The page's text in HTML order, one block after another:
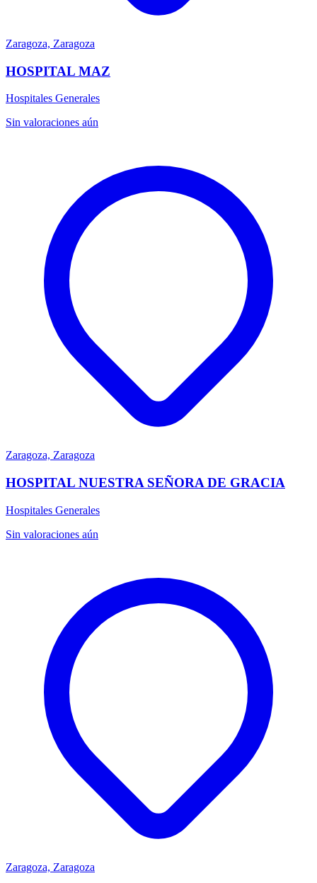
Zaragoza, Zaragoza
HOSPITAL MAZ
Hospitales Generales
Sin valoraciones aún
Zaragoza, Zaragoza
HOSPITAL NUESTRA SEÑORA DE GRACIA
Hospitales Generales
Sin valoraciones aún
Zaragoza, Zaragoza